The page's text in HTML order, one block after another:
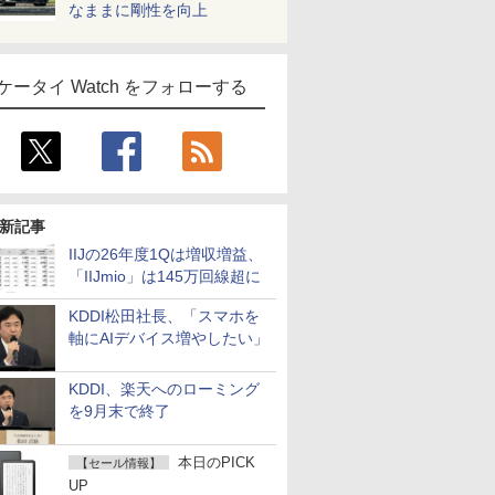
なままに剛性を向上
ータイ Watch をフォローする
記事
IIJの26年度1Qは増収増益、
「IIJmio」は145万回線超に
KDDI松田社長、「スマホを
軸にAIデバイス増やしたい」
KDDI、楽天へのローミング
を9月末で終了
【セール情報】
本日のPICK
UP